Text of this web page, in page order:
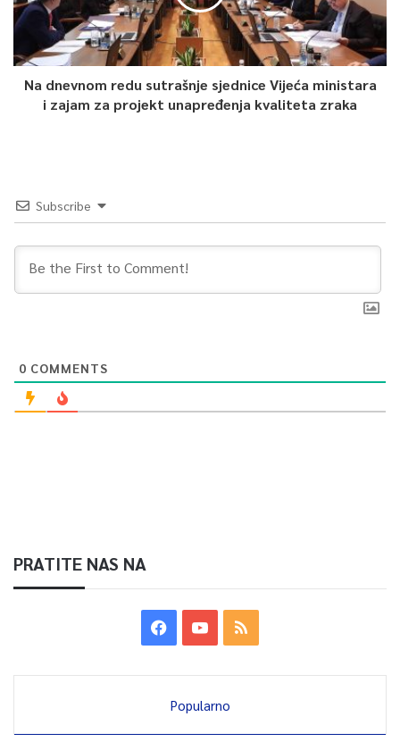
Na dnevnom redu sutrašnje sjednice Vijeća ministara
i zajam za projekt unapređenja kvaliteta zraka
Subscribe
0 COMMENTS
PRATITE NAS NA
Popularno